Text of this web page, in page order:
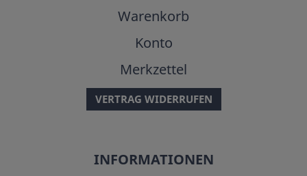
Warenkorb
Konto
Merkzettel
VERTRAG WIDERRUFEN
INFORMATIONEN